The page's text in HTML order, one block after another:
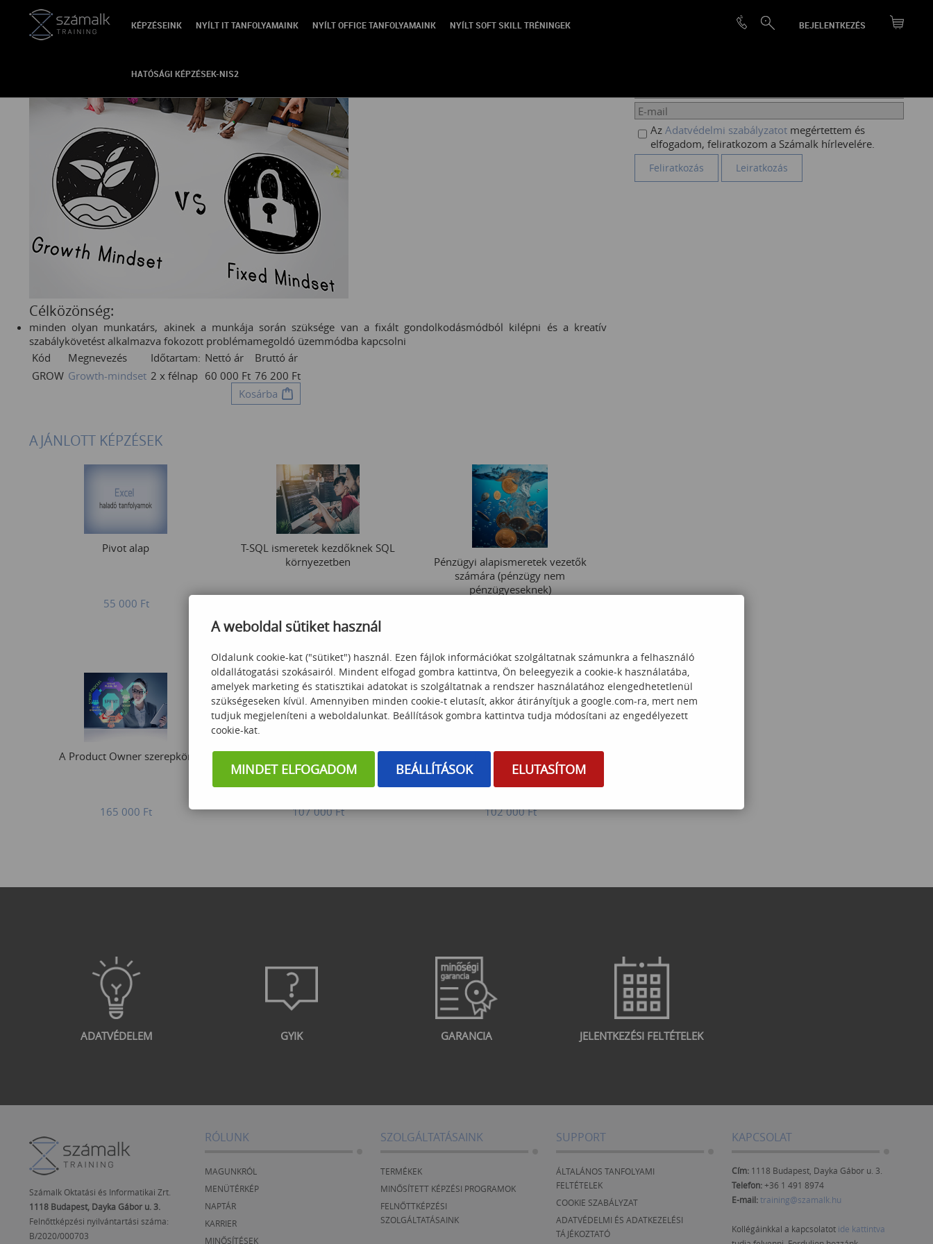
BEJELENTKEZÉS
KÉPZÉSEINK NYÍLT IT TANFOLYAMAINK NYÍLT OFFICE TANFOLYAMAINK NYÍLT SOFT SKILL TRÉNINGEK
HATÓSÁGI KÉPZÉSEK-NIS2
VISSZA
Célközönség:
minden olyan munkatárs, akinek a munkája során szüksége van a fixált gondolkodásmódból kilépni és a kreatív
szabálykövetést alkalmazva fokozott problémamegoldó üzemmódba kapcsolni
Kód
Megnevezés Időtartam: Nettó ár
Bruttó ár
GROW Growth-mindset 2 x félnap 60 000 Ft 76 200 Ft
Kosárba
Az Adatvédelmi szabályzatot megértettem és
elfogadom, feliratkozom a Számalk hírlevelére.
AJÁNLOTT KÉPZÉSEK
Pivot alap
55 000 Ft
T-SQL ismeretek kezdőknek SQL
környezetben
Pénzügyi alapismeretek vezetők
számára (pénzügy nem
pénzügyeseknek)
A Product Owner szerepkör
165 000 Ft 107 000Ft
PowerBI Basics
102 000Ft
ADATVÉDELEM GYIK GARANCIA JELENTKEZÉSI FELTÉTELEK
Számalk Oktatási és Informatikai Zrt.
1118 Budapest, Dayka Gábor u. 3.
Felnőttképzési nyilvántartási száma:
B/2020/000703
RÓLUNK
MAGUNKRÓL
MENÜTÉRKÉP
NAPTÁR
KARRIER
MINŐSÍTÉSEK
SZOLGÁLTATÁSAINK
TERMÉKEK
MINŐSÍTETT KÉPZÉSI PROGRAMOK
FELNŐTTKÉPZÉSI
SZOLGÁLTATÁSAINK
SUPPORT
ÁLTALÁNOS TANFOLYAMI
FELTÉTELEK
COOKIE SZABÁLYZAT
ADATVÉDELMI ÉS ADATKEZELÉSI
TÁJÉKOZTATÓ
KAPCSOLAT
Cím: 1118 Budapest, Dayka Gábor u. 3.
Telefon:+36 1 491 8974
E-mail:training@szamalk.hu
Kollégáinkkal a kapcsolatot ide kattintva
A weboldal sütiket használ
Oldalunk cookie-kat ("sütiket") használ. Ezen fájlok információkat szolgáltatnak számunkra a felhasználó
oldallátogatási szokásairól. Mindent elfogad gombra kattintva, Ön beleegyezik a cookie-k használatába,
amelyek marketing és statisztikai adatokat is szolgáltatnak a rendszer használatához elengedhetetlenül
szükségeseken kívül. Amennyiben minden cookie-t elutasít, akkor átirányítjuk a google.com-ra, mert nem
tudjuk megjeleníteni a weboldalunkat. Beállítások gombra kattintva tudja módosítani az engedélyezett
cookie-kat.
MINDET ELFOGADOM BEÁLLÍTÁSOK ELUTASÍTOM